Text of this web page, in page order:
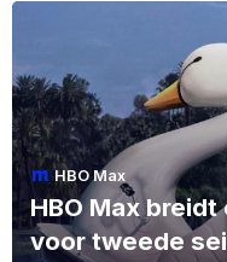
HBO Max
HBO Max
voor tweede